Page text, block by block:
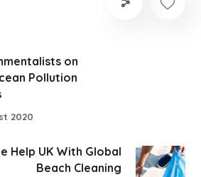
on
Pollution
2020
Help UK With Global
Beach Cleaning